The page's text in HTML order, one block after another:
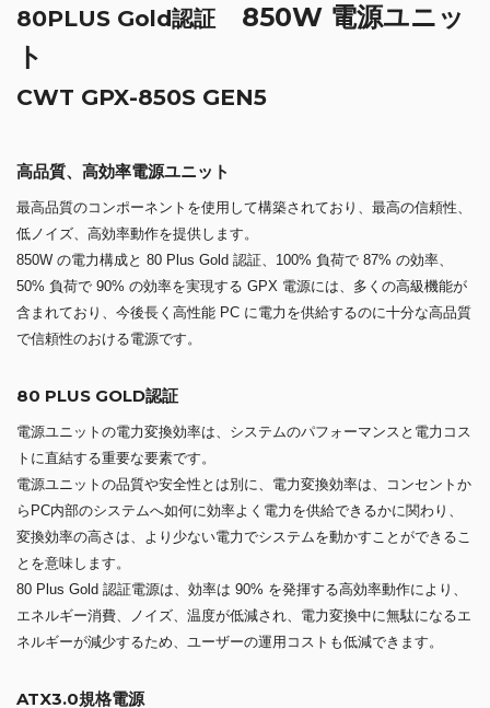
80PLUS Gold認証 850W 電源ユニッ
ト
CWT GPX-850S GEN5
高品質、高効率電源ユニット
最高品質のコンポーネントを使用して構築されており、最高の信頼性、
低ノイズ、高効率動作を提供します。
850W の電力構成と 80 Plus Gold 認証、100% 負荷で 87% の効率、
50% 負荷で 90% の効率を実現する GPX 電源には、多くの高級機能が
含まれており、今後長く高性能 PC に電力を供給するのに十分な高品質
で信頼性のおける電源です。
80 PLUS GOLD認証
電源ユニットの電力変換効率は、システムのパフォーマンスと電力コス
トに直結する重要な要素です。
電源ユニットの品質や安全性とは別に、電力変換効率は、コンセントか
らPC内部のシステムへ如何に効率よく電力を供給できるかに関わり、
変換効率の高さは、より少ない電力でシステムを動かすことができるこ
とを意味します。
80 Plus Gold 認証電源は、効率は 90% を発揮する高効率動作により、
エネルギー消費、ノイズ、温度が低減され、電力変換中に無駄になるエ
ネルギーが減少するため、ユーザーの運用コストも低減できます。
ATX3.0規格電源